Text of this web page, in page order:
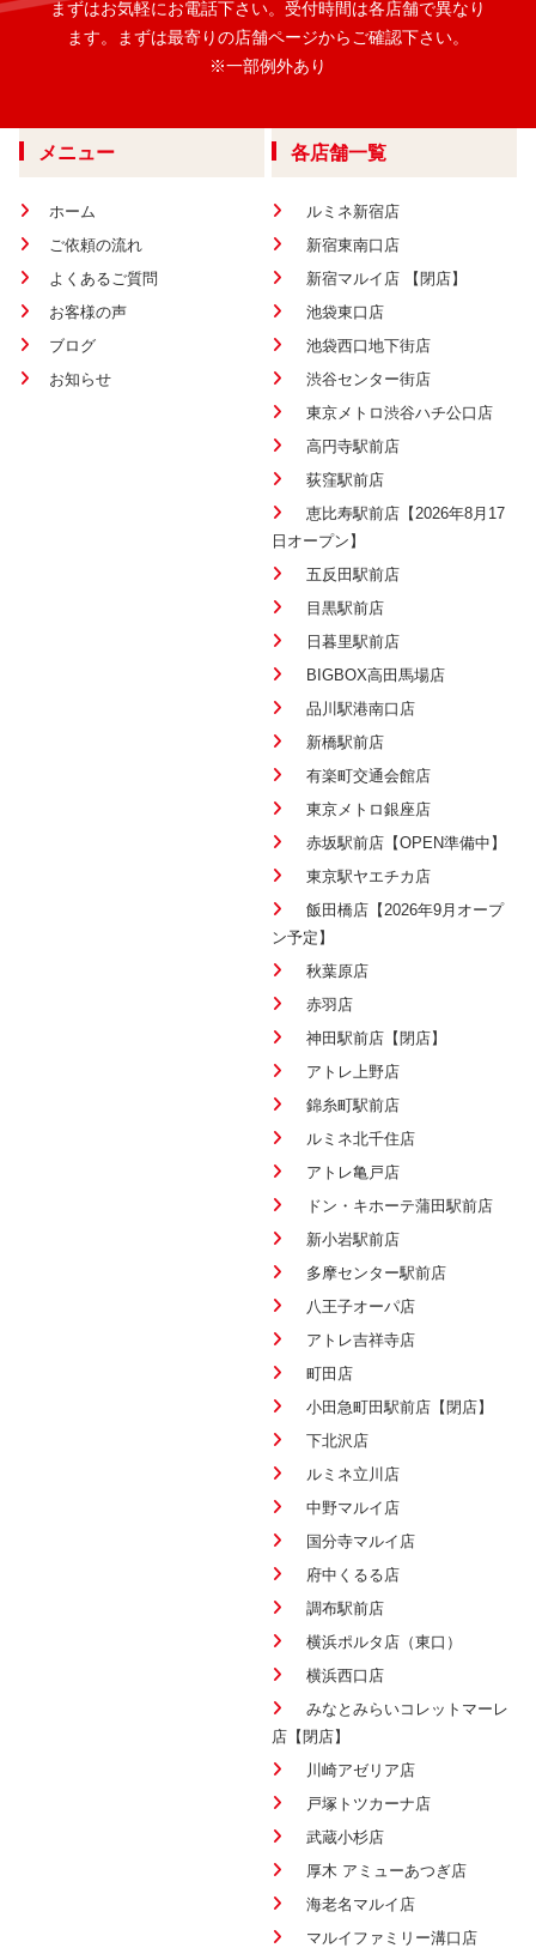
まずはお気軽にお電話下さい。 受付時間は各店舗で異なり
ます。
まずは最寄りの店舗ページからご確認下さい。
※一部例外あり
メニュー
ホーム
ご依頼の流れ
よくあるご質問
お客様の声
ブログ
お知らせ
各店舗一覧
ルミネ新宿店
新宿東南口店
新宿マルイ店 【閉店】
池袋東口店
池袋西口地下街店
渋谷センター街店
東京メトロ渋谷ハチ公口店
高円寺駅前店
荻窪駅前店
恵比寿駅前店【2026年8月17
日オープン】
五反田駅前店
目黒駅前店
日暮里駅前店
BIGBOX高田馬場店
品川駅港南口店
新橋駅前店
有楽町交通会館店
東京メトロ銀座店
赤坂駅前店【OPEN準備中】
東京駅ヤエチカ店
飯田橋店【2026年9月オープ
ン予定】
秋葉原店
赤羽店
神田駅前店【閉店】
アトレ上野店
錦糸町駅前店
ルミネ北千住店
アトレ亀戸店
ドン・キホーテ蒲田駅前店
新小岩駅前店
多摩センター駅前店
八王子オーパ店
アトレ吉祥寺店
町田店
小田急町田駅前店【閉店】
下北沢店
ルミネ立川店
中野マルイ店
国分寺マルイ店
府中くるる店
調布駅前店
横浜ポルタ店（東口）
横浜西口店
みなとみらいコレットマーレ
店【閉店】
川崎アゼリア店
戸塚トツカーナ店
武蔵小杉店
厚木 アミューあつぎ店
海老名マルイ店
マルイファミリー溝口店